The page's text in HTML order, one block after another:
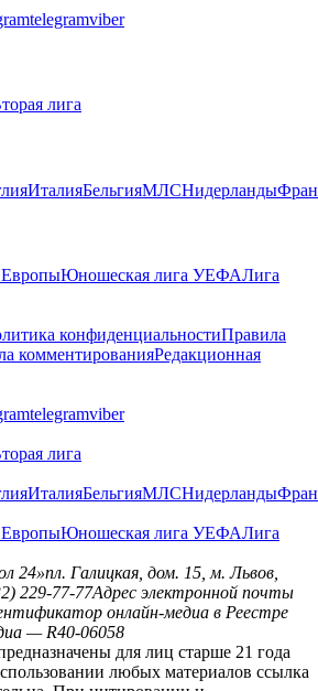
telegramviber
лига
ИталияБельгияМЛСНидерланды
Юношеская лига УЕФАЛига
конфиденциальностиПравила
комментированияРедакционная
telegramviber
лига
ИталияБельгияМЛСНидерланды
Юношеская лига УЕФАЛига
24»пл. Галицкая, дом. 15, м. Львов,
229-77-77Адрес электронной почты
онлайн-медиа в Реестре
— R40-06058
для лиц старше 21 года
любых материалов ссылка